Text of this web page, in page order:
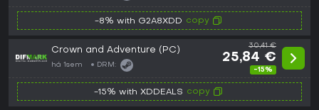
-8% with G2A8XDD copy
Crown and Adventure (PC)
há 1sem DRM:
30,41 €
25,84 €
-15%
-15% with XDDEALS copy